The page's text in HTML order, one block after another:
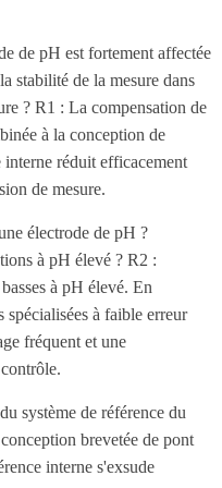
de pH est fortement affectée
stabilité de la mesure dans
? R1 : La compensation de
à la conception de
interne réduit efficacement
de mesure.
électrode de pH ?
à pH élevé ? R2 :
à pH élevé. En
spécialisées à faible erreur
fréquent et une
système de référence du
brevetée de pont
interne s'exsude